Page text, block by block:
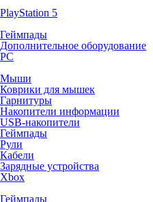
PlayStation 5
Геймпады
Дополнительное оборудование
PC
Мыши
Коврики для мышек
Гарнитуры
Накопители информации
USB-накопители
Геймпады
Рули
Кабели
Зарядные устройства
Xbox
Геймпады